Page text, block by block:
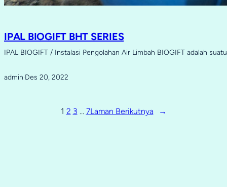
IPAL BIOGIFT BHT SERIES
IPAL BIOGIFT / Instalasi Pengolahan Air Limbah BIOGIFT adalah
admin·Des 20, 2022
1 2 3 … 7Laman Berikutnya →